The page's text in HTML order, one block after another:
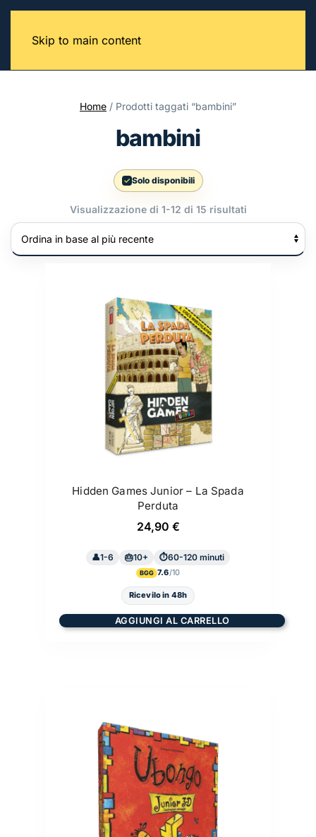
Skip to main content
Home / Prodotti taggati “bambini”
bambini
Solo disponibili
Visualizzazione di 1-12 di 15 risultatiOrdina
in
più
Hidden Games Junior – La Spada
Perduta
24,90 €
1-6 10+ 60-120 minuti
BGG 7.6
Ricevilo in 48h
AGGIUNGI AL CARRELLO